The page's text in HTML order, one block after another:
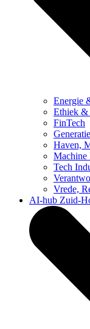
Energie
Ethiek
FinTech
Haven,
Machine
Tech
Vrede,
AI-hub Zuid-